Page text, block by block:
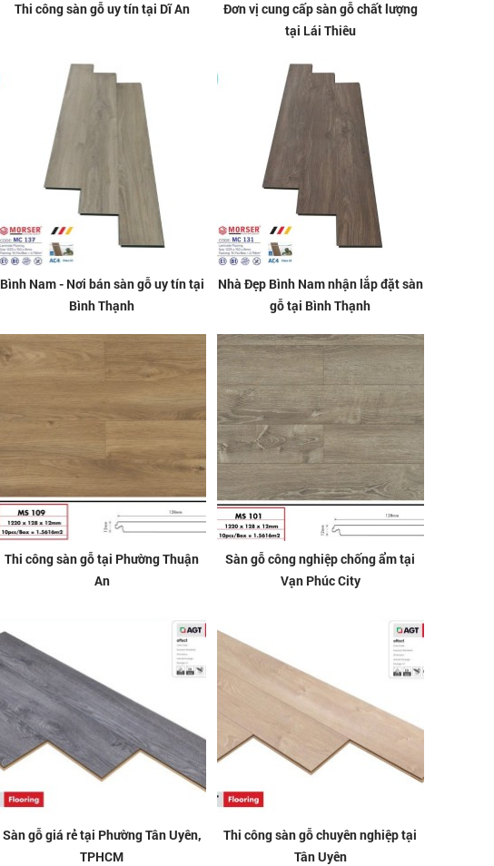
Thi công sàn gỗ uy tín tại Dĩ An
Đơn vị cung cấp sàn gỗ chất lượng
tại Lái Thiêu
Bình Nam - Nơi bán sàn gỗ uy tín tại
Bình Thạnh
Nhà Đẹp Bình Nam nhận lắp đặt sàn
gỗ tại Bình Thạnh
Thi công sàn gỗ tại Phường Thuận
An
Sàn gỗ công nghiệp chống ẩm tại
Vạn Phúc City
Sàn gỗ giá rẻ tại Phường Tân Uyên,
TPHCM
Thi công sàn gỗ chuyên nghiệp tại
Tân Uyên